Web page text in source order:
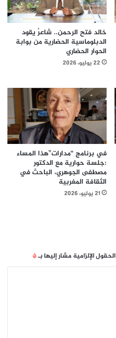
خالد فتح الرحمن.. شاعرٌ يقود
الدبلوماسية الحضارية من بوابة
الحوار الحضاري
22 يوليو، 2026
في برنامج “مدارات”هذا المساء
:جلسة حوارية مع الدكتور
مصطفى الجوهري، الباحث في
الثقافة المغربية
21 يوليو، 2026
الحقول الإلزامية مشار إليها بـ*